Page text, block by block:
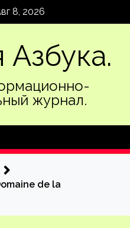
8, 2026
журнал.
de la